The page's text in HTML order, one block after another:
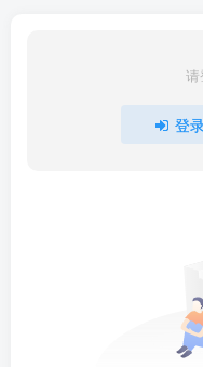
请
登